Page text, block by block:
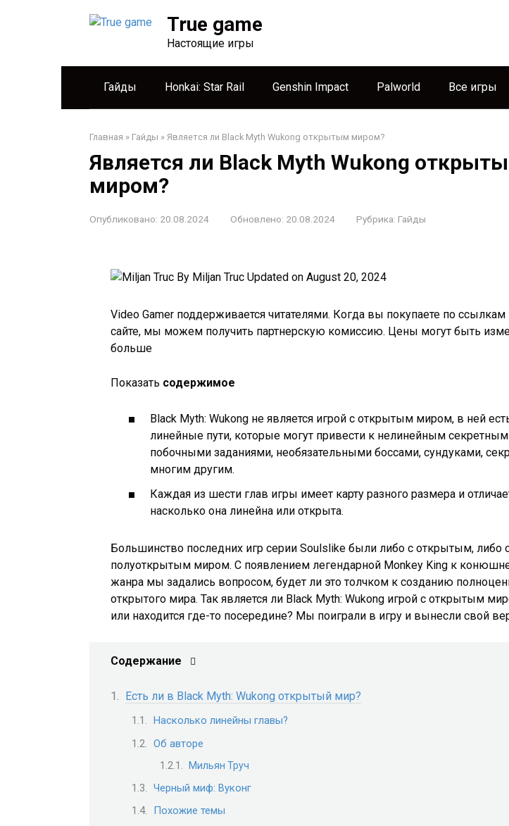
True game
Настоящие игры
Гайды Honkai: Star Rail Genshin Impact Palworld Все игры
Главная » Гайды » Является ли Black Myth Wukong открытым миром?
Является ли Black Myth Wukong
миром?
Опубликовано: 20.08.2024 Обновлено: 20.08.2024 Рубрика: Гайды
By Miljan Truc Updated on August 20, 2024
Video Gamer поддерживается читателями. Когда вы покупаете по
сайте, мы можем получить партнерскую комиссию. Цены могут быть
больше
Показать содержимое
Black Myth: Wukong не является игрой с открытым миром, в ней
линейные пути, которые могут привести к нелинейным
побочными заданиями, необязательными боссами, сундуками,
многим другим.
Каждая из шести глав игры имеет карту разного размера и
насколько она линейна или открыта.
Большинство последних игр серии Soulslike были либо с открытым, либо
полуоткрытым миром. С появлением легендарной Monkey King к конюшне
жанра мы задались вопросом, будет ли это толчком к созданию
открытого мира. Так является ли Black Myth: Wukong игрой с открытым
или находится где-то посередине? Мы поиграли в игру и вынесли свой
Содержание
Есть ли в Black Myth: Wukong открытый мир?
Насколько линейны главы?
Об авторе
Мильян Труч
Черный миф: Вуконг
Похожие темы